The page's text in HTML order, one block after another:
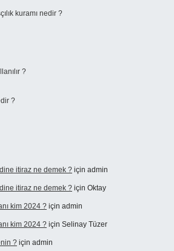
kuramı nedir ?
?
?
itiraz ne demek ? için admin
itiraz ne demek ? için Oktay
kim 2024 ? için admin
kim 2024 ? için Selinay Tüzer
? için admin